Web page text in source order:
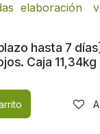
elaboración
hasta 7
Caja 11,34kg